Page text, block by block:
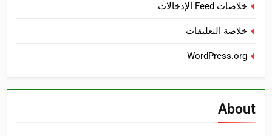
خلاصات Feed الإدخالات
خلاصة التعليقات
WordPress.org
About